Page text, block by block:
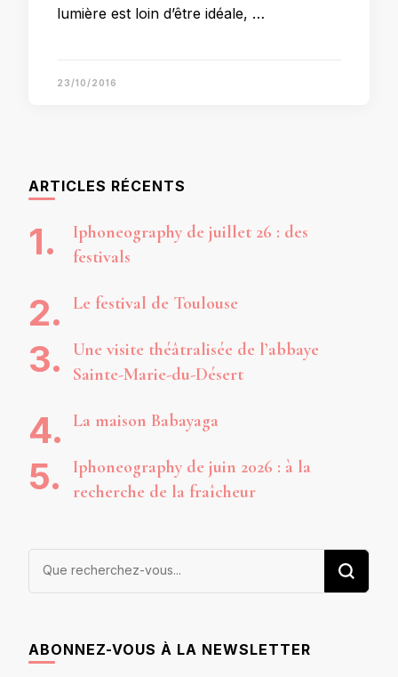
lumière est loin d’être idéale, …
23/10/2016
ARTICLES RÉCENTS
Iphoneography de juillet 26 : des
festivals
Le festival de Toulouse
Une visite théâtralisée de l’abbaye
Sainte-Marie-du-Désert
La maison Babayaga
Iphoneography de juin 2026 : à la
recherche de la fraîcheur
Vous
ABONNEZ-VOUS À LA NEWSLETTER